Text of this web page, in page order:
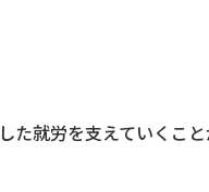
た就労を支えていくこ